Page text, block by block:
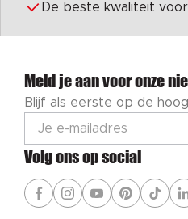
De beste kwaliteit
Meld je aan voor onze
Blijf als eerste op de
Volg ons op social